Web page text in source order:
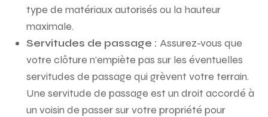
type de matériaux autorisés ou la hauteur
maximale.
Servitudes de passage : Assurez-vous que
votre clôture n’empiète pas sur les éventuelles
servitudes de passage qui grèvent votre terrain.
Une servitude de passage est un droit accordé à
un voisin de passer sur votre propriété pour